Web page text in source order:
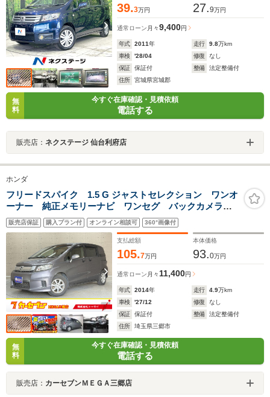
39.3万円 27.9万円
通常ローン 月々9,400円
年式 2011年 走行 9.8万km
車検
'28/04 修復
なし
保証
保証付 整備
法定整備付
住所
宮城県宮城郡
無
料
今すぐ在庫確認・見積依頼
電話する
販売店： ネクステージ 仙台利府店
ホンダ
フリードスパイク 1.5 G ジャストセレクション ワンオ
ーナー 純正メモリーナビ ワンセグ バックカメラ
ETC車載器 Bluetooth接続可 片側電動スライドドア
キーレスエントリー CD再生 横滑り防止装置 オート
エアコン Wエアバック
販売店保証 購入プラン付 オンライン相談可 360°画像付
支払総額
105.7万円
本体価格
93.0万円
通常ローン 月々 11,400円
年式 2014年 走行 4.9万km
車検
'27/12 修復
なし
保証
保証付 整備
法定整備付
住所
埼玉県三郷市
無
料
今すぐ在庫確認・見積依頼
電話する
販売店： カーセブンＭＥＧＡ三郷店